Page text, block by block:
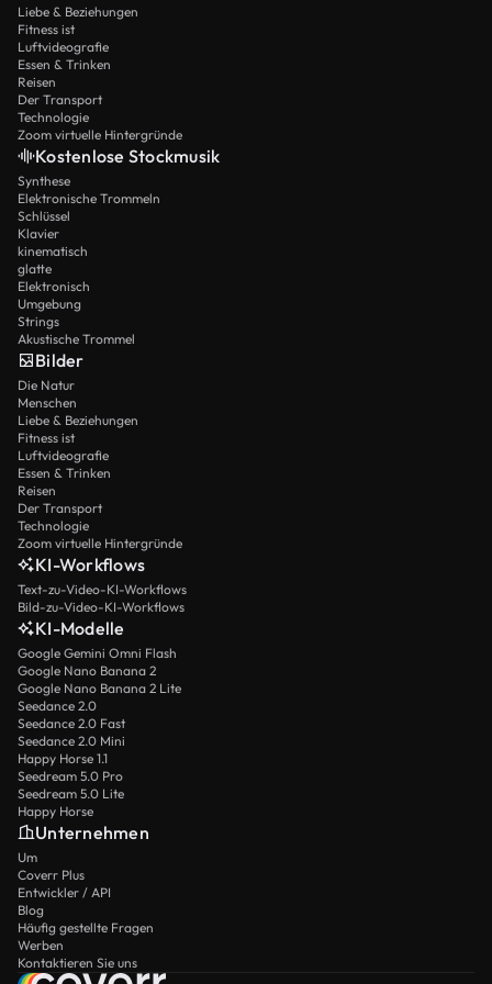
Liebe & Beziehungen
Fitness ist
Luftvideografie
Essen & Trinken
Reisen
Der Transport
Technologie
Zoom virtuelle Hintergründe
Kostenlose Stockmusik
Synthese
Elektronische Trommeln
Schlüssel
Klavier
kinematisch
glatte
Elektronisch
Umgebung
Strings
Akustische Trommel
Bilder
Die Natur
Menschen
Liebe & Beziehungen
Fitness ist
Luftvideografie
Essen & Trinken
Reisen
Der Transport
Technologie
Zoom virtuelle Hintergründe
KI-Workflows
Text-zu-Video-KI-Workflows
Bild-zu-Video-KI-Workflows
KI-Modelle
Google Gemini Omni Flash
Google Nano Banana 2
Google Nano Banana 2 Lite
Seedance 2.0
Seedance 2.0 Fast
Seedance 2.0 Mini
Happy Horse 1.1
Seedream 5.0 Pro
Seedream 5.0 Lite
Happy Horse
Unternehmen
Um
Coverr Plus
Entwickler / API
Blog
Häufig gestellte Fragen
Werben
Kontaktieren Sie uns